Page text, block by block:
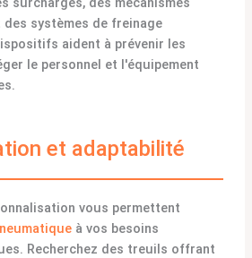
systèmes de freinage
aident à prévenir les
le personnel et l'équipement
et adaptabilité
vous permettent
à vos besoins
Recherchez des treuils offrant